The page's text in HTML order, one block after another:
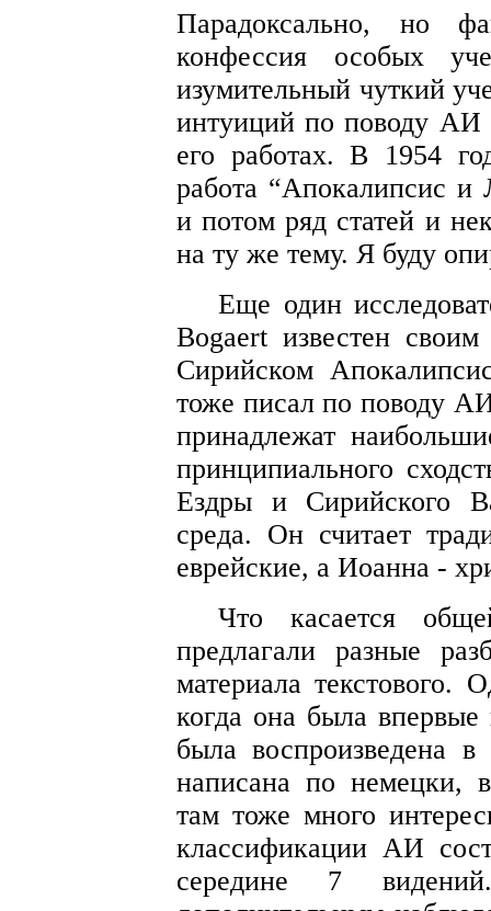
Парадоксально, но
конфессия особых
изумительный чуткий
интуиций по поводу АИ
его работах. В 1954
работа “Апокалипсис и
и потом ряд статей и
на ту же тему. Я буду
Еще один
Bogaert известен
Сирийском
тоже писал по поводу
принадлежат
принципиального
Ездры и Сирийского
среда. Он считает
еврейские, а Иоанна -
Что касается
предлагали разные
материала текстового.
когда она была
была воспроизведена в
написана по немецки,
там тоже много
классификации АИ
середине 7